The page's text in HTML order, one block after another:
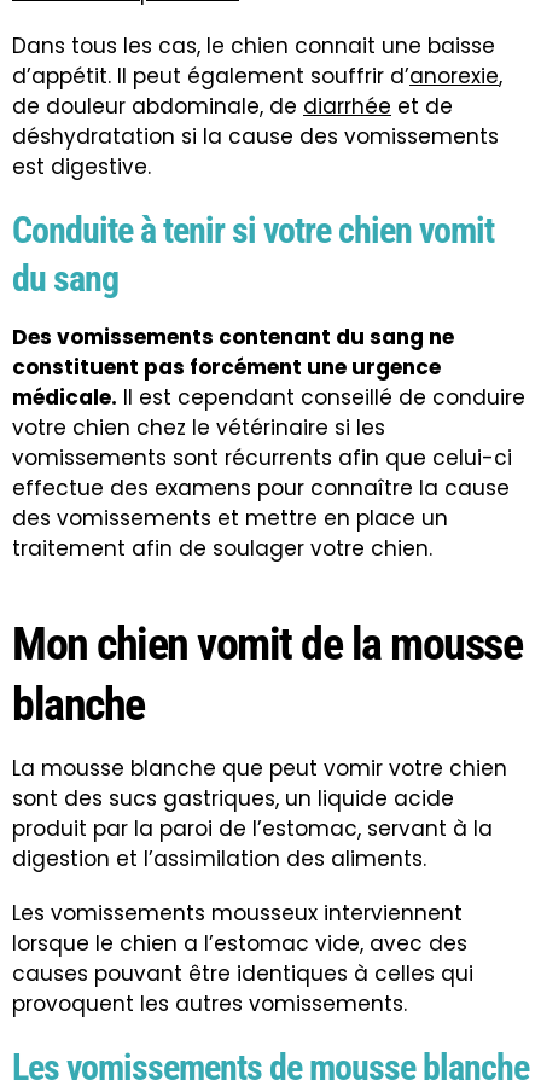
Dans tous les cas, le chien connait une baisse
d’appétit. Il peut également souffrir d’anorexie,
de douleur abdominale, de diarrhée et de
déshydratation si la cause des vomissements
est digestive.
Conduite à tenir si votre chien vomit
du sang
Des vomissements contenant du sang ne
constituent pas forcément une urgence
médicale. Il est cependant conseillé de conduire
votre chien chez le vétérinaire si les
vomissements sont récurrents afin que celui-ci
effectue des examens pour connaître la cause
des vomissements et mettre en place un
traitement afin de soulager votre chien.
Mon chien vomit de la mousse
blanche
La mousse blanche que peut vomir votre chien
sont des sucs gastriques, un liquide acide
produit par la paroi de l’estomac, servant à la
digestion et l’assimilation des aliments.
Les vomissements mousseux interviennent
lorsque le chien a l’estomac vide, avec des
causes pouvant être identiques à celles qui
provoquent les autres vomissements.
Les vomissements de mousse blanche